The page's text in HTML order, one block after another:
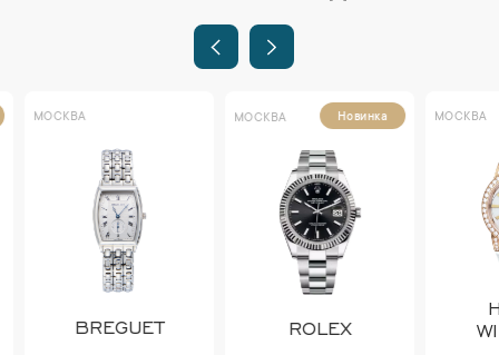
МОСКВА
BREGUET
МОСКВА Новинка
ROLEX
МОСКВА